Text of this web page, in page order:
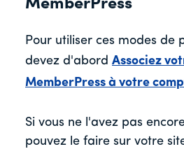
MemberPress
Pour utiliser ces modes de
devez d'abord Associez
MemberPress à votre
Si vous ne l'avez pas
pouvez le faire sur votre